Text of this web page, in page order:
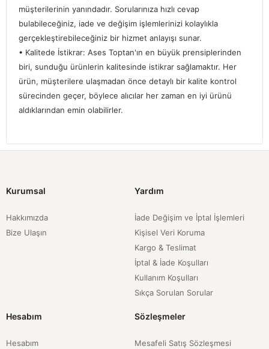
müşterilerinin yanındadır. Sorularınıza hızlı cevap
bulabileceğiniz, iade ve değişim işlemlerinizi kolaylıkla
gerçekleştirebileceğiniz bir hizmet anlayışı sunar.
• Kalitede İstikrar: Ases Toptan'ın en büyük prensiplerinden
biri, sunduğu ürünlerin kalitesinde istikrar sağlamaktır. Her
ürün, müşterilere ulaşmadan önce detaylı bir kalite kontrol
sürecinden geçer, böylece alıcılar her zaman en iyi ürünü
aldıklarından emin olabilirler.
Kurumsal
Hakkımızda
Bize Ulaşın
Yardım
İade Değişim ve İptal İşlemleri
Kişisel Veri Koruma
Kargo & Teslimat
İptal & İade Koşulları
Kullanım Koşulları
Sıkça Sorulan Sorular
Hesabım
Hesabım
Sözleşmeler
Mesafeli Satış Sözleşmesi